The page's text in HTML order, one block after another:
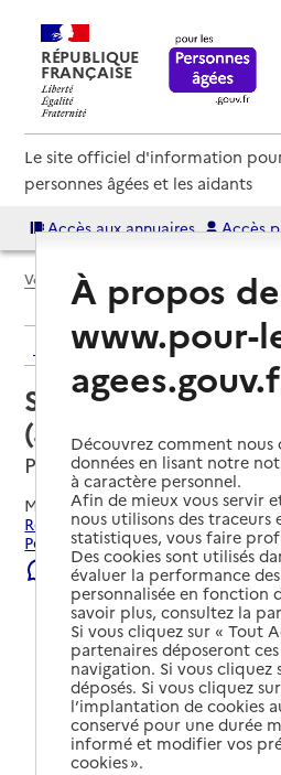
RÉPUBLIQUE
FRANÇAISE
Le site officiel d'information
personnes âgées et les aidants
Accès aux annuaires Accès
Voir le fil d’Ariane
Retour aux résultats de
Service autonomie
(aide) – Soins
Pessac, GIRONDE
Mis à jour le22/07/2026
Rechercher les établissements
Pessac.
Signaler une erreur
À propos
www.pour-
Découvrez comment nous
données en lisant notre
à caractère personnel.
Afin de mieux vous servir
nous utilisons des traceurs
statistiques, vous faire
Des cookies sont utilisés
évaluer la performance
personnalisée en fonction
savoir plus, consultez la
Si vous cliquez sur « Tout
partenaires déposeront
navigation. Si vous cliquez
déposés. Si vous cliquez
l’implantation de cookies
conservé pour une durée
informé et modifier vos
cookies ».